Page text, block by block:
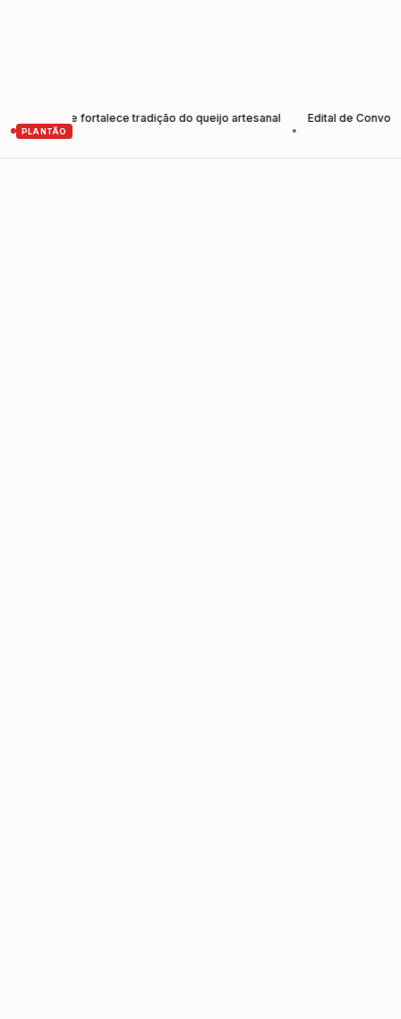
PLANTÃO
e fortalece tradição do queijo artesanal
Edital de